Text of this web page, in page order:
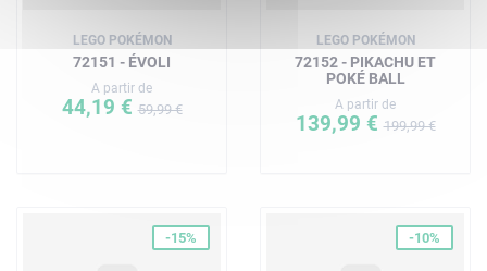
LEGO POKÉMON
72151 - ÉVOLI
A partir de
44,19 €59,99 €
LEGO POKÉMON
72152 - PIKACHU ET
POKÉ BALL
A partir de
139,99 €199,99 €
-15% -10%